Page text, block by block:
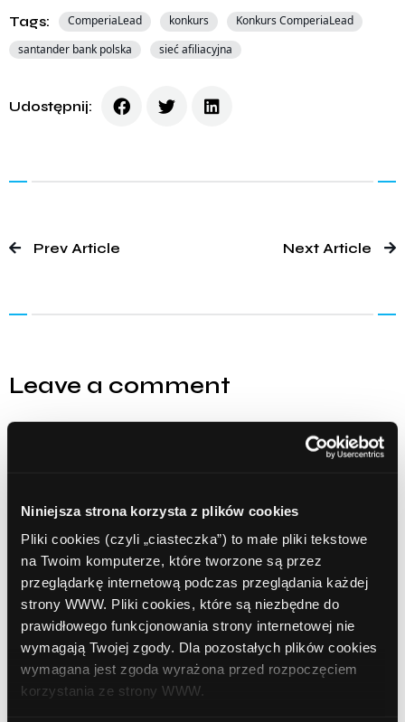
Niniejsza strona korzysta z plików cookies
Pliki cookies (czyli „ciasteczka”) to małe pliki tekstowe
na Twoim komputerze, które tworzone są przez
przeglądarkę internetową podczas przeglądania każdej
strony WWW. Pliki cookies, które są niezbędne do
prawidłowego funkcjonowania strony internetowej nie
wymagają Twojej zgody. Dla pozostałych plików cookies
wymagana jest zgoda wyrażona przed rozpoczęciem
korzystania ze strony WWW.
Tags: ComperiaLead konkurs
Konkurs ComperiaLead
santander bank polska
sieć afiliacyjna
Udostępnij:
Prev Article Next Article
Leave a comment
Name Required